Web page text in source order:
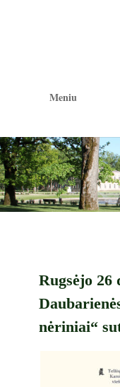
Meniu
Rugsėjo 26
nėriniai“